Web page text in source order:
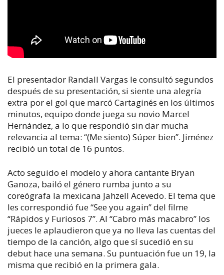
El presentador Randall Vargas le consultó segundos
después de su presentación, si siente una alegría
extra por el gol que marcó Cartaginés en los últimos
minutos, equipo donde juega su novio Marcel
Hernández, a lo que respondió sin dar mucha
relevancia al tema: “(Me siento) Súper bien”. Jiménez
recibió un total de 16 puntos.
Acto seguido el modelo y ahora cantante Bryan
Ganoza, bailó el género rumba junto a su
coreógrafa la mexicana Jahzell Acevedo. El tema que
les correspondió fue “See you again” del filme
“Rápidos y Furiosos 7”. Al “Cabro más macabro” los
jueces le aplaudieron que ya no lleva las cuentas del
tiempo de la canción, algo que sí sucedió en su
debut hace una semana. Su puntuación fue un 19, la
misma que recibió en la primera gala.